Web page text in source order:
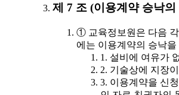
제 7 조 (이용계약 승낙의
① 교육정보원은 다음
에는 이용계약의 승낙
1. 설비에 여유가
2. 기술상에 지장
3. 이용계약을 신